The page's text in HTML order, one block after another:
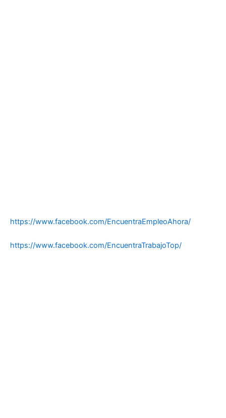
https://www.facebook.com/EncuentraEmpleoAhora/
https://www.facebook.com/EncuentraTrabajoTop/